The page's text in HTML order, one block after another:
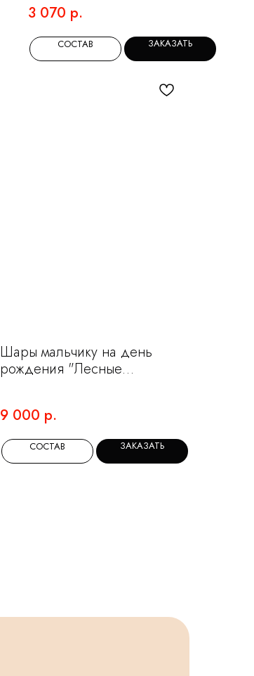
3 070 р.
СОСТАВ ЗАКАЗАТЬ
Шары мальчику на день
рождения "Лесные
9 000 р.
СОСТАВ ЗАКАЗАТЬ